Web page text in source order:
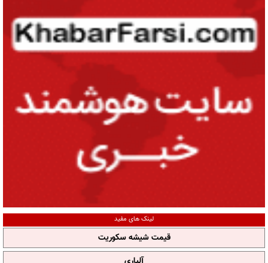
لینک های مفید
قیمت شیشه سکوریت